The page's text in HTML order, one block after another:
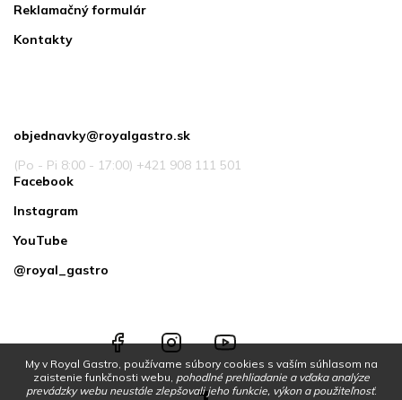
My v Royal Gastro, používame súbory cookies s vaším súhlasom na
zaistenie funkčnosti webu, pohodlné prehliadanie a vďaka analýze
prevádzky webu neustále zlepšovali jeho funkcie, výkon a použiteľnosť.
Reklamačný formulár
Kontakty
objednavky@royalgastro.sk
(Po - Pi 8:00 - 17:00) +421 908 111 501
Facebook
Instagram
YouTube
@royal_gastro
FacebookInstagramYouTube@royal_gastro